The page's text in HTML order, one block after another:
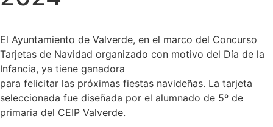
El Ayuntamiento de Valverde, en el marco del Concurso
Tarjetas de Navidad organizado con motivo del Día de la
Infancia, ya tiene ganadora
para felicitar las próximas fiestas navideñas. La tarjeta
seleccionada fue diseñada por el alumnado de 5º de
primaria del CEIP Valverde.